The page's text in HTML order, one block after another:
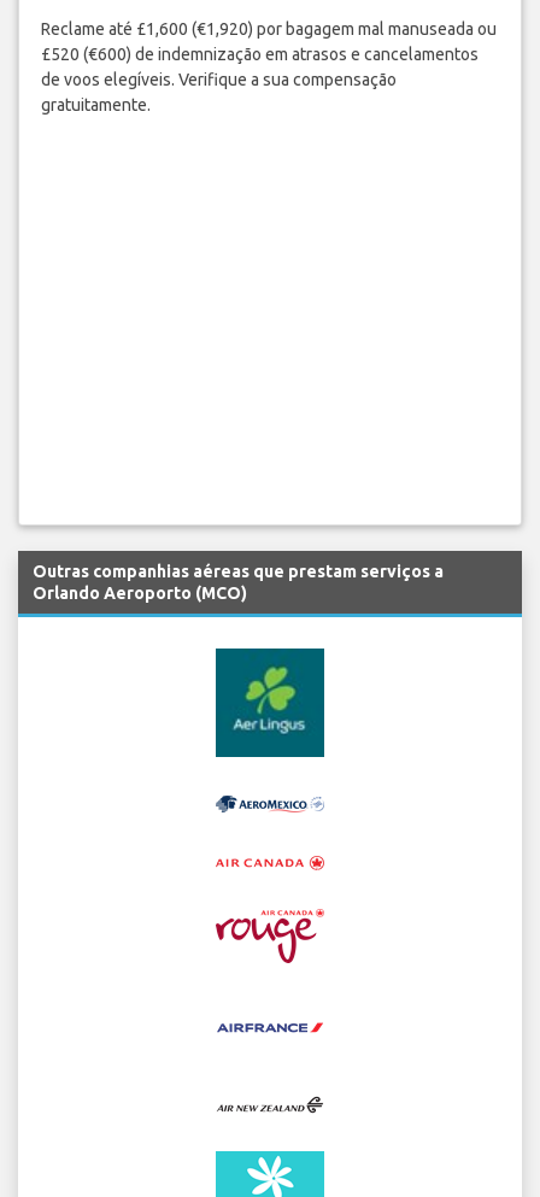
Reclame até £1,600 (€1,920) por bagagem mal manuseada ou
£520 (€600) de indemnização em atrasos e cancelamentos
de voos elegíveis. Verifique a sua compensação
gratuitamente.
Outras companhias aéreas que prestam serviços a
Orlando Aeroporto (MCO)